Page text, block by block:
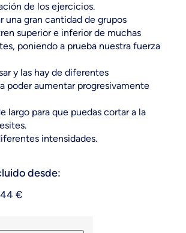
de los ejercicios.
una gran cantidad de grupos
superior e inferior de muchas
poniendo a prueba nuestra fuerza
y las hay de diferentes
poder aumentar progresivamente
largo para que puedas cortar a la
intensidades.
desde:
€